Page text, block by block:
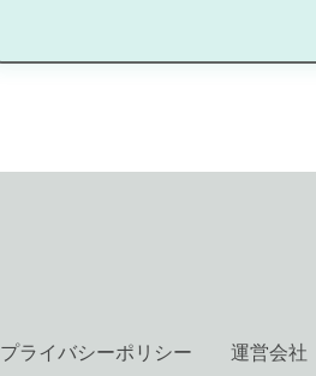
プライバシーポリシー 運営会社